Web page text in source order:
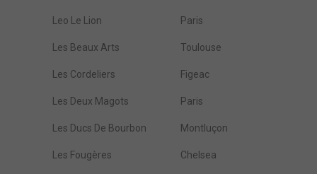
Leo Le Lion Paris
Les Beaux Arts Toulouse
Les Cordeliers Figeac
Les Deux Magots Paris
Les Ducs De Bourbon Montluçon
Les Fougères Chelsea